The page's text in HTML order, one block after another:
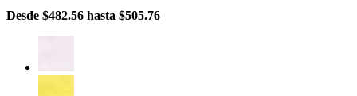
Desde $482.56 hasta $505.76